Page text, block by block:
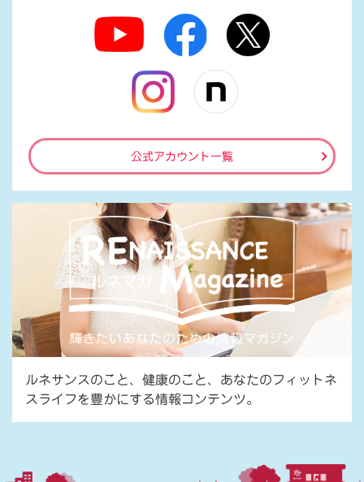
公式アカウント一覧
ルネサンスのこと、健康のこと、あなたのフィットネ
スライフを豊かにする情報コンテンツ。